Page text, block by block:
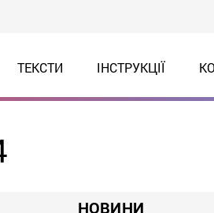
ТЕКСТИ ІНСТРУКЦІЇ
НОВИНИ